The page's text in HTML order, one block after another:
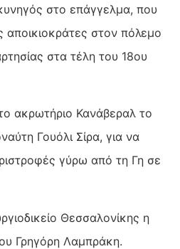
στο επάγγελμα, που
αποικιοκράτες στον πόλεμο
στα τέλη του 18ου
ακρωτήριο Κανάβεραλ το
Γουόλι Σίρα, για να
γύρω από τη Γη σε
Θεσσαλονίκης η
Γρηγόρη Λαμπράκη.